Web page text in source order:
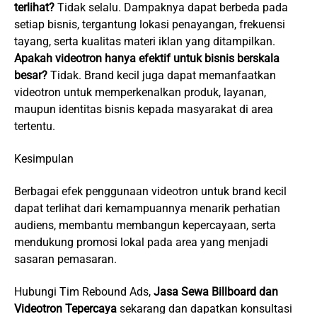
terlihat? Tidak selalu. Dampaknya dapat berbeda pada
setiap bisnis, tergantung lokasi penayangan, frekuensi
tayang, serta kualitas materi iklan yang ditampilkan.
Apakah videotron hanya efektif untuk bisnis berskala
besar? Tidak. Brand kecil juga dapat memanfaatkan
videotron untuk memperkenalkan produk, layanan,
maupun identitas bisnis kepada masyarakat di area
tertentu.
Kesimpulan
Berbagai efek penggunaan videotron untuk brand kecil
dapat terlihat dari kemampuannya menarik perhatian
audiens, membantu membangun kepercayaan, serta
mendukung promosi lokal pada area yang menjadi
sasaran pemasaran.
Hubungi Tim Rebound Ads, Jasa Sewa Billboard dan
Videotron Tepercaya sekarang dan dapatkan konsultasi